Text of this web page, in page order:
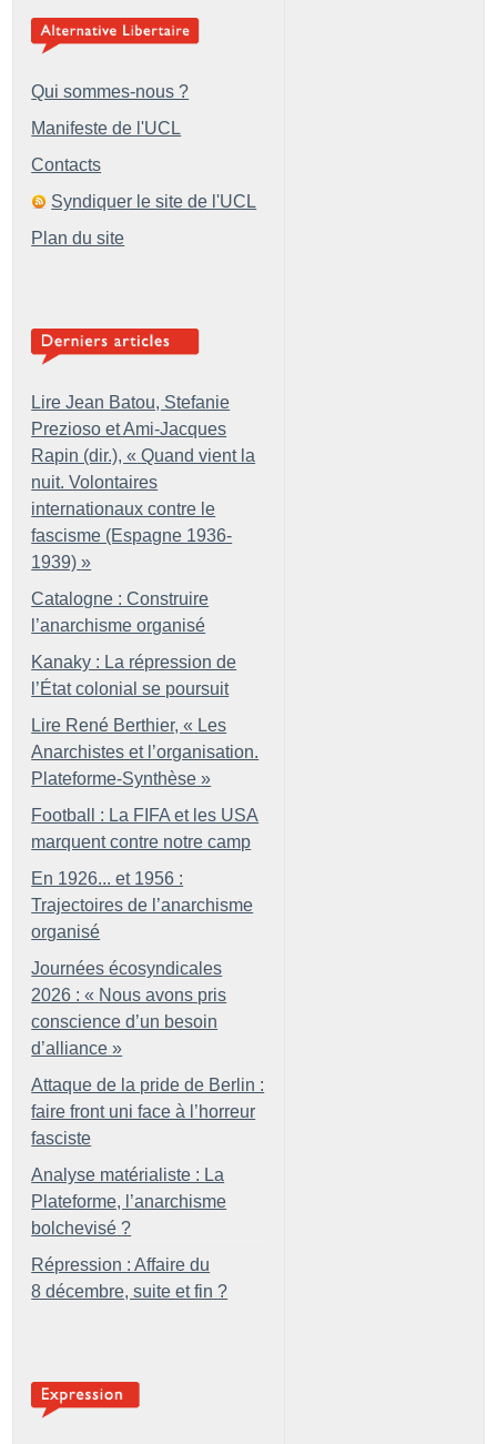
Qui sommes-nous ?
Manifeste de l'UCL
Contacts
Syndiquer le site de l'UCL
Plan du site
Lire Jean Batou, Stefanie
Prezioso et Ami-Jacques
Rapin (dir.), « Quand vient la
nuit. Volontaires
internationaux contre le
fascisme (Espagne 1936-
1939) »
Catalogne : Construire
l’anarchisme organisé
Kanaky : La répression de
l’État colonial se poursuit
Lire René Berthier, « Les
Anarchistes et l’organisation.
Plateforme-Synthèse »
Football : La FIFA et les USA
marquent contre notre camp
En 1926... et 1956 :
Trajectoires de l’anarchisme
organisé
Journées écosyndicales
2026 : « Nous avons pris
conscience d’un besoin
d’alliance »
Attaque de la pride de Berlin :
faire front uni face à l’horreur
fasciste
Analyse matérialiste : La
Plateforme, l’anarchisme
bolchevisé ?
Répression : Affaire du
8 décembre, suite et fin ?